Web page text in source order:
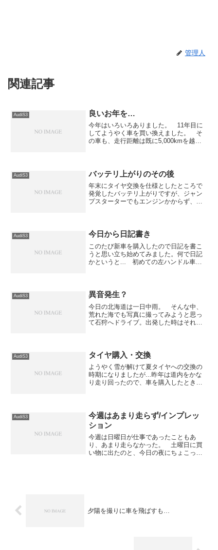
管理人
関連記事
AudiS3 良いお年を…
今年はいろいろありました。 11年目に
してようやく車を買い換えました。 そ
の車も、走行距離は既に5,000kmを越え
回って終わり...
AudiS3 バッテリ上がりのその後
年末にタイヤ交換を仕様としたところで
発覚したバッテリ上がりですが、ジャン
プスターターでもエンジンかからず、ツ
いで到着。 最初に、...
AudiS3 今日から日記書き
このたび新車を購入したので日記を書こ
うと思い立ち始めてみました。何で日記
かというと... 初めての左ハンドル車と
報交換もしたいですし。...
AudiS3 異音発生？
今日の北海道は一日中雨。 そんな中、
荒れた海でも写真に撮ってみようと思っ
て石狩へドライブ。出発した時はそれほ
床下近辺から時々異音がす...
AudiS3 タイヤ購入・交換
ようやく雪が解けて夏タイヤへの交換の
時期になりましたが...昨年は道内をかな
り走り回ったので、車を購入したときに
してホイールへの組み...
AudiS3
今週はあまり走らず/インプレッ
ション
今週は日曜日が仕事であったこともあ
り、あまり走らなかった。 土曜日に買
い物に出たのと、今日の夜にちょこっと
夕陽を撮りに車を飛ばすも…